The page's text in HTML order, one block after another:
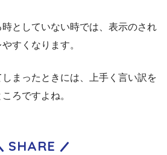
としていない時では、表示のされ
すくなります。
まったときには、上手く言い訳を
ろですよね。
SHARE